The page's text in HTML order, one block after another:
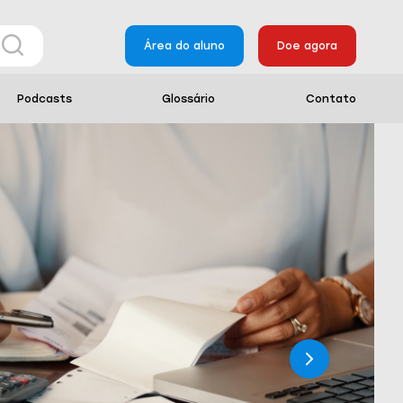
Área do aluno Doe agora
Podcasts Glossário Contato